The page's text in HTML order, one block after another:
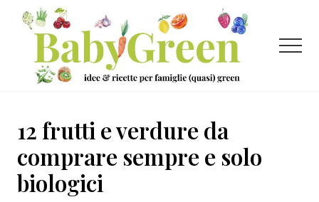
Menu
Passa
contenuto
principale
Passa
laterale
primaria
Passa
ricette
per
famiglie
Menu
12 frutti e verdure da
comprare sempre e solo
biologici